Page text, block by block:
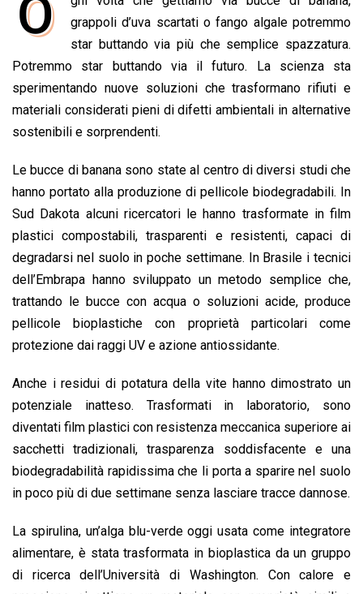
e
o
o
k
t
s
A
p
p
k
e
d
I
n
e
a
d
s
i
l
y
L
i
n
k
n
t
O
grappoli d’uva scartati o fango algale potremmo
star buttando via più che semplice spazzatura.
Potremmo star buttando via il futuro. La scienza sta
sperimentando nuove soluzioni che trasformano rifiuti e
materiali considerati pieni di difetti ambientali in alternative
sostenibili e sorprendenti.
Le bucce di banana sono state al centro di diversi studi che
hanno portato alla produzione di pellicole biodegradabili. In
Sud Dakota alcuni ricercatori le hanno trasformate in film
plastici compostabili, trasparenti e resistenti, capaci di
degradarsi nel suolo in poche settimane. In Brasile i tecnici
dell’Embrapa hanno sviluppato un metodo semplice che,
trattando le bucce con acqua o soluzioni acide, produce
pellicole bioplastiche con proprietà particolari come
protezione dai raggi UV e azione antiossidante.
Anche i residui di potatura della vite hanno dimostrato un
potenziale inatteso. Trasformati in laboratorio, sono
diventati film plastici con resistenza meccanica superiore ai
sacchetti tradizionali, trasparenza soddisfacente e una
biodegradabilità rapidissima che li porta a sparire nel suolo
in poco più di due settimane senza lasciare tracce dannose.
La spirulina, un’alga blu-verde oggi usata come integratore
alimentare, è stata trasformata in bioplastica da un gruppo
di ricerca dell’Università di Washington. Con calore e